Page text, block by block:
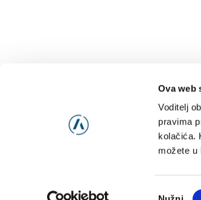
Ova web
Voditelj
pravima
kolačića.
možete u